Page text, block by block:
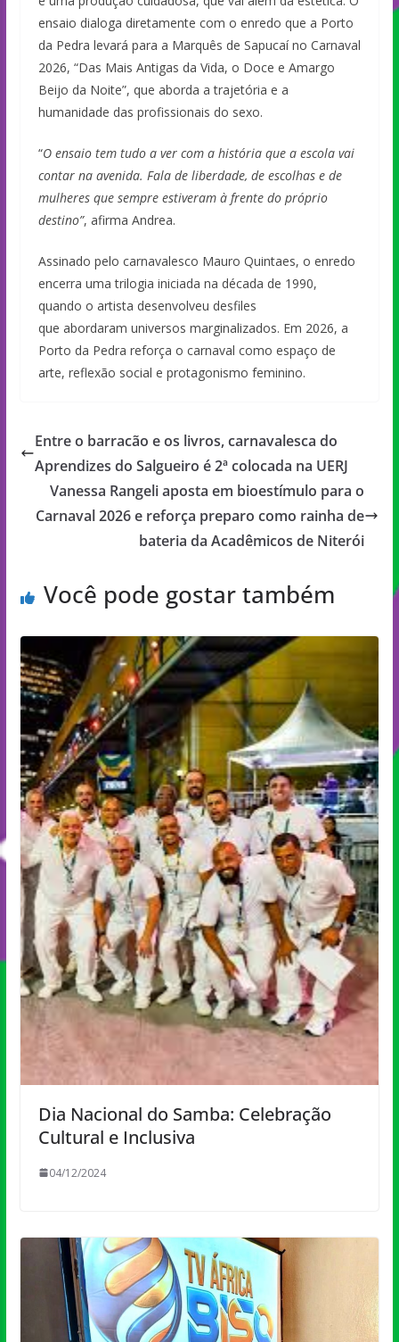
ensaio dialoga diretamente com o enredo que a Porto
da Pedra levará para a Marquês de Sapucaí no Carnaval
2026, “Das Mais Antigas da Vida, o Doce e Amargo
Beijo da Noite”, que aborda a trajetória e a
humanidade das profissionais do sexo.
“O ensaio tem tudo a ver com a história que a escola vai
contar na avenida. Falade liberdade, de escolhas e de
mulheres que sempre estiveram à frente do próprio
destino”, afirma Andrea.
Assinado pelo carnavalesco Mauro Quintaes, o enredo
encerra uma trilogia iniciada na década de 1990,
quando o artista desenvolveu desfiles
que abordaram universos marginalizados. Em 2026, a
Porto da Pedra reforça o carnaval como espaço de
arte, reflexão social e protagonismo feminino.
Entre o barracão e os livros, carnavalesca do
Aprendizes do Salgueiro é 2ª colocada na UERJ
Vanessa Rangeli aposta em bioestímulo para o
Carnaval 2026 e reforça preparo como rainha de
bateria da Acadêmicos de Niterói
Você pode gostar também
Dia Nacional do Samba: Celebração
Cultural e Inclusiva
04/12/2024